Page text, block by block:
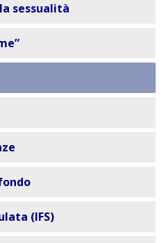
sessualità
(IFS)